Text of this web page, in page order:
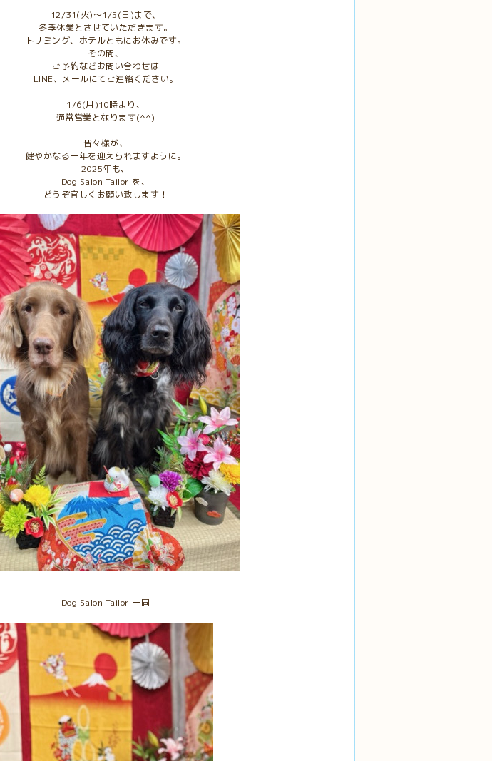
12/31(火)〜1/5(日)まで、
冬季休業とさせていただきます。
トリミング、ホテルともにお休みです。
その間、
ご予約などお問い合わせは
LINE、メールにてご連絡ください。
1/6(月)10時より、
通常営業となります(^^)
皆々様が、
健やかなる一年を迎えられますように。
2025年も、
Dog Salon Tailor を、
どうぞ宜しくお願い致します！
Dog Salon Tailor 一同